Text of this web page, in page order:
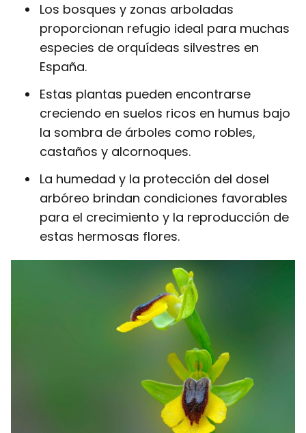
Los bosques y zonas arboladas
proporcionan refugio ideal para muchas
especies de orquídeas silvestres en
España.
Estas plantas pueden encontrarse
creciendo en suelos ricos en humus bajo
la sombra de árboles como robles,
castaños y alcornoques.
La humedad y la protección del dosel
arbóreo brindan condiciones favorables
para el crecimiento y la reproducción de
estas hermosas flores.